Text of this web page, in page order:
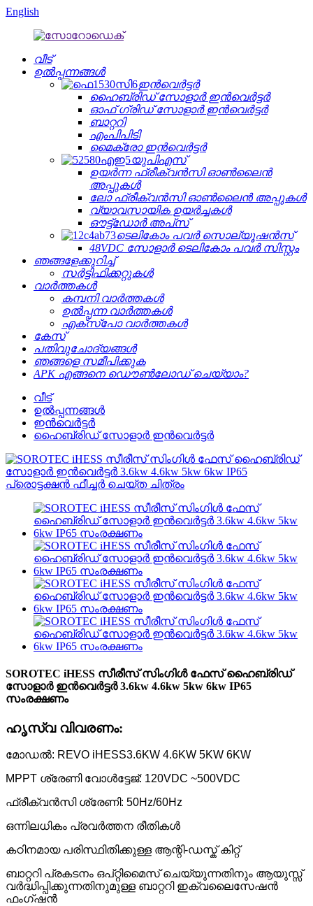
English
വീട്
ഉൽപ്പന്നങ്ങൾ
ഇൻവെർട്ടർ
ഹൈബ്രിഡ് സോളാർ ഇൻവെർട്ടർ
ഓഫ് ഗ്രിഡ് സോളാർ ഇൻവെർട്ടർ
ബാറ്ററി
എംപിപിടി
മൈക്രോ ഇൻവെർട്ടർ
യുപിഎസ്
ഉയർന്ന ഫ്രീക്വൻസി ഓൺലൈൻ
അപ്പുകൾ
ലോ ഫ്രീക്വൻസി ഓൺലൈൻ അപ്പുകൾ
വ്യാവസായിക ഉയർച്ചകൾ
ഔട്ട്‌ഡോർ അപ്‌സ്
ടെലികോം പവർ സൊല്യൂഷൻസ്
48VDC സോളാർ ടെലികോം പവർ സിസ്റ്റം
ഞങ്ങളേക്കുറിച്ച്
സർട്ടിഫിക്കറ്റുകൾ
വാർത്തകൾ
കമ്പനി വാർത്തകൾ
ഉൽപ്പന്ന വാർത്തകൾ
എക്സ്പോ വാർത്തകൾ
കേസ്
പതിവുചോദ്യങ്ങൾ
ഞങ്ങളെ സമീപിക്കുക
APK എങ്ങനെ ഡൌൺലോഡ് ചെയ്യാം?
വീട്
ഉൽപ്പന്നങ്ങൾ
ഇൻവെർട്ടർ
ഹൈബ്രിഡ് സോളാർ ഇൻവെർട്ടർ
SOROTEC iHESS സീരീസ് സിംഗിൾ ഫേസ് ഹൈബ്രിഡ്
സോളാർ ഇൻവെർട്ടർ 3.6kw 4.6kw 5kw 6kw IP65
സംരക്ഷണം
ഹൃസ്വ വിവരണം:
മോഡൽ: REVO iHESS3.6KW 4.6KW 5KW 6KW
MPPT ശ്രേണി വോൾട്ടേജ്: 120VDC ~500VDC
ഫ്രീക്വൻസി ശ്രേണി: 50Hz/60Hz
ഒന്നിലധികം പ്രവർത്തന രീതികൾ
കഠിനമായ പരിസ്ഥിതിക്കുള്ള ആന്റി-ഡസ്ക് കിറ്റ്
ബാറ്ററി പ്രകടനം ഒപ്റ്റിമൈസ് ചെയ്യുന്നതിനും ആയുസ്സ്
വർദ്ധിപ്പിക്കുന്നതിനുമുള്ള ബാറ്ററി ഇക്വലൈസേഷൻ
ഫംഗ്ഷൻ